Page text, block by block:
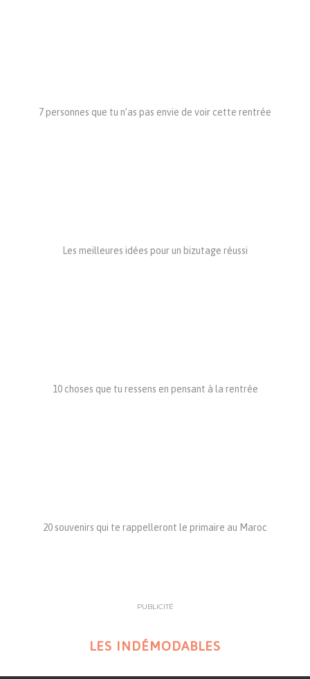
7 personnes que tu n’as pas envie de voir cette rentrée
Les meilleures idées pour un bizutage réussi
10 choses que tu ressens en pensant à la rentrée
20 souvenirs qui te rappelleront le primaire au Maroc
PUBLICITÉ
LES INDÉMODABLES